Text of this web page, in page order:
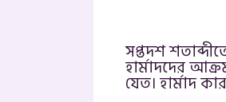
সপ্তদশ
হার্মাদদের
যেত। হার্মাদ